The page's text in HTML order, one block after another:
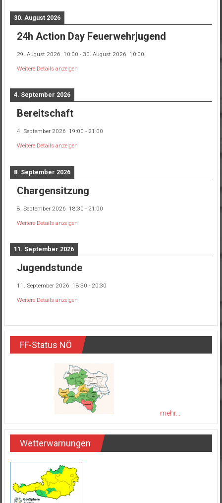
30. August 2026
24h Action Day Feuerwehrjugend
29. August 2026 10:00 - 30. August 2026 10:00
Weitere Details anzeigen
4. September 2026
Bereitschaft
4. September 2026 19:00 - 21:00
Weitere Details anzeigen
8. September 2026
Chargensitzung
8. September 2026 18:30 - 21:00
Weitere Details anzeigen
11. September 2026
Jugendstunde
11. September 2026 18:30 - 20:30
Weitere Details anzeigen
FF-Status NÖ
mehr...
Wetterwarnungen